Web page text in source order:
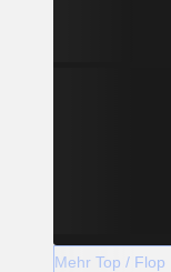
Mehr Top / Flop